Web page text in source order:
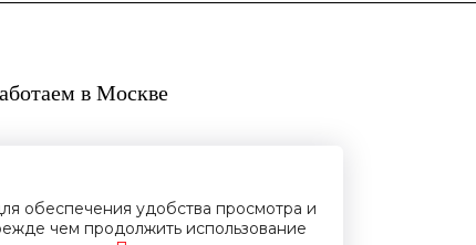
в Москве
обеспечения удобства просмотра и
чем продолжить использование